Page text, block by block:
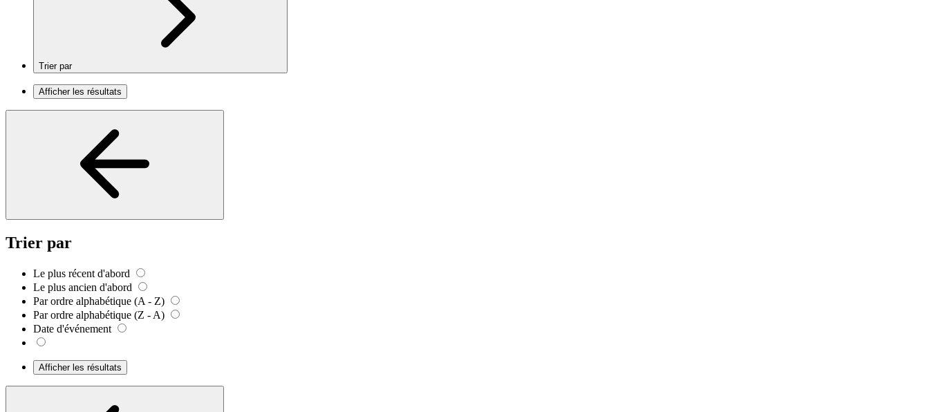
Trier par
Afficher les résultats
Trier par
Le plus récent d'abord
Le plus ancien d'abord
Par ordre alphabétique (A - Z)
Par ordre alphabétique (Z - A)
Date d'événement
Afficher les résultats